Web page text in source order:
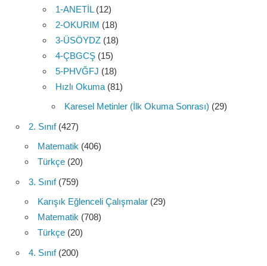
1-ANETİL(12)
2-OKURIM (18)
3-ÜSÖYDZ (18)
4-ÇBGCŞ (15)
5-PHVĞFJ (18)
Hızlı Okuma (81)
Karesel Metinler (İlk Okuma Sonrası) (29)
2. Sınıf(427)
Matematik (406)
Türkçe (20)
3. Sınıf(759)
Karışık Eğlenceli Çalışmalar (29)
Matematik (708)
Türkçe (20)
4. Sınıf(200)